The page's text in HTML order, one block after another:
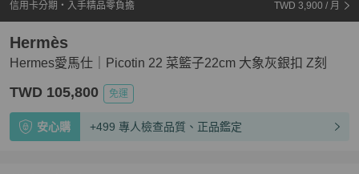
信用卡分期・入手精品零負擔 TWD 3,900 / 月
Hermes愛馬仕｜Picotin 22 菜籃子22cm 大象灰銀扣 Z刻
Hermès
TWD 105,800 免運
安心購 +499 專人檢查品質、正品鑑定